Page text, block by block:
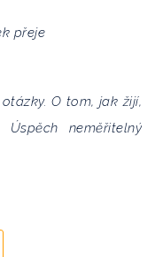
přeje
O tom, jak žijí,
neměřitelný